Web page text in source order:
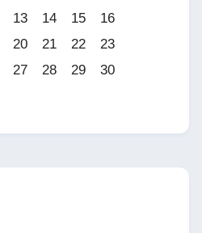
13 14 15
16
20 21 22
23
27 28 29
30